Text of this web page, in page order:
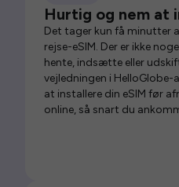
Hurtig og nem at
Det tager kun få minutter
rejse-eSIM. Der er ikke
hente, indsætte eller
vejledningen i
at installere din eSIM før
online, så snart du